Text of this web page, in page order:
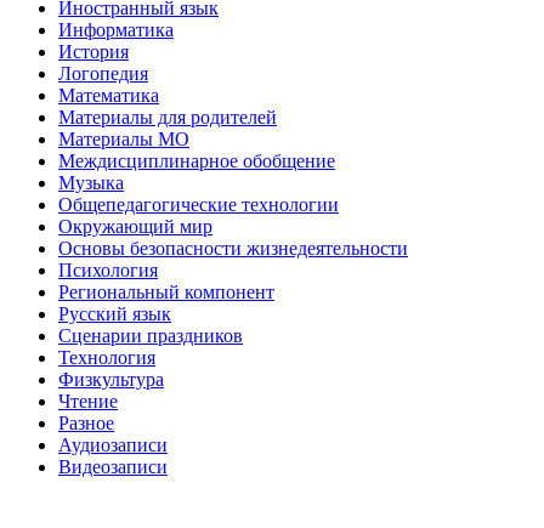
Иностранный язык
Информатика
История
Логопедия
Математика
Материалы для родителей
Материалы МО
Междисциплинарное обобщение
Музыка
Общепедагогические технологии
Окружающий мир
Основы безопасности жизнедеятельности
Психология
Региональный компонент
Русский язык
Сценарии праздников
Технология
Физкультура
Чтение
Разное
Аудиозаписи
Видеозаписи